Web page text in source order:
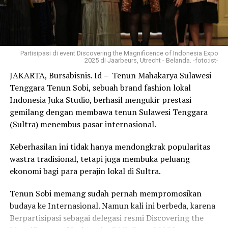
beralamat di Jalan Balai Kota.
Dalam workshop tersebut, seluruh peserta Top Model
Runway Sultra 2024, memperoleh ilmu pengetahuan
tentang teknik catwalk, casting, presenting dan
untuk MEK tv dan pemilihan brand ambassador Jims
Honey Bags.
Event ini menjadi perhatian publik, sebab event skala
regional Sultra ini dibuka secara resmi oleh Kepala Dinas
“Even Top Model Runway Sultra 2024 tentu sangat
menarik dalam rangka mendukung perkembangan dunia
ujar Belli Tombili saat membuka event Top Model
Runway Sultra 2024.
Partisipasi di event Discovering the Magnificence of Indonesia Expo
2025 di Jaarbeurs, Utrecht - Belanda. -foto:ist-
JAKARTA, Bursabisnis. Id – Tenun Mahakarya Sulawesi
Tenggara Tenun Sobi, sebuah brand fashion lokal
Indonesia Juka Studio, berhasil mengukir prestasi
gemilang dengan membawa tenun Sulawesi Tenggara
(Sultra) menembus pasar internasional.
Keberhasilan ini tidak hanya mendongkrak popularitas
wastra tradisional, tetapi juga membuka peluang
ekonomi bagi para perajin lokal di Sultra.
Tenun Sobi memang sudah pernah mempromosikan
budaya ke Internasional. Namun kali ini berbeda, karena
Berpartisipasi sebagai delegasi resmi Discovering the